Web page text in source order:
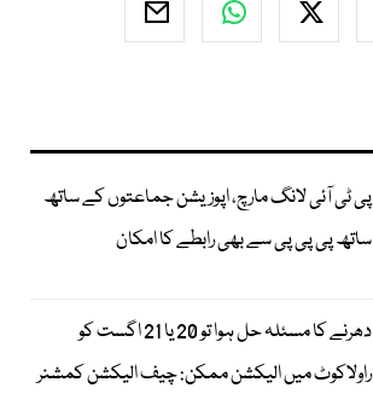
پی ٹی آئی لانگ مارچ، اپوزیشن جماعتوں کے ساتھ
ساتھ پی پی پی سے بھی رابطے کا امکان
دھرنے کا مسئلہ حل ہوا تو 20 یا 21 اگست کو
راولاکوٹ میں الیکشن ممکن: چیف الیکشن کمشنر